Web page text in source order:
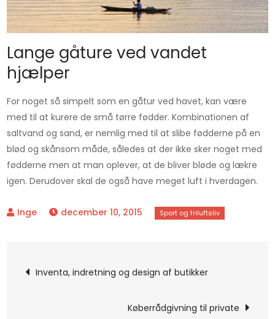
Lange gåture ved vandet
hjælper
For noget så simpelt som en gåtur ved havet, kan være
med til at kurere de små tørre fødder. Kombinationen af
saltvand og sand, er nemlig med til at slibe fødderne på en
blød og skånsom måde, således at der ikke sker noget med
fødderne men at man oplever, at de bliver bløde og lækre
igen. Derudover skal de også have meget luft i hverdagen.
december 10, 2015
Indlægsnavigation
Inventa, indretning og design af butikker
Køberrådgivning til private